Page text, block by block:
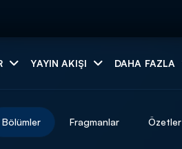
YAYIN AKIŞI DAHA FAZLA
SONUÇLARI
Bölümler Fragmanlar Özetler